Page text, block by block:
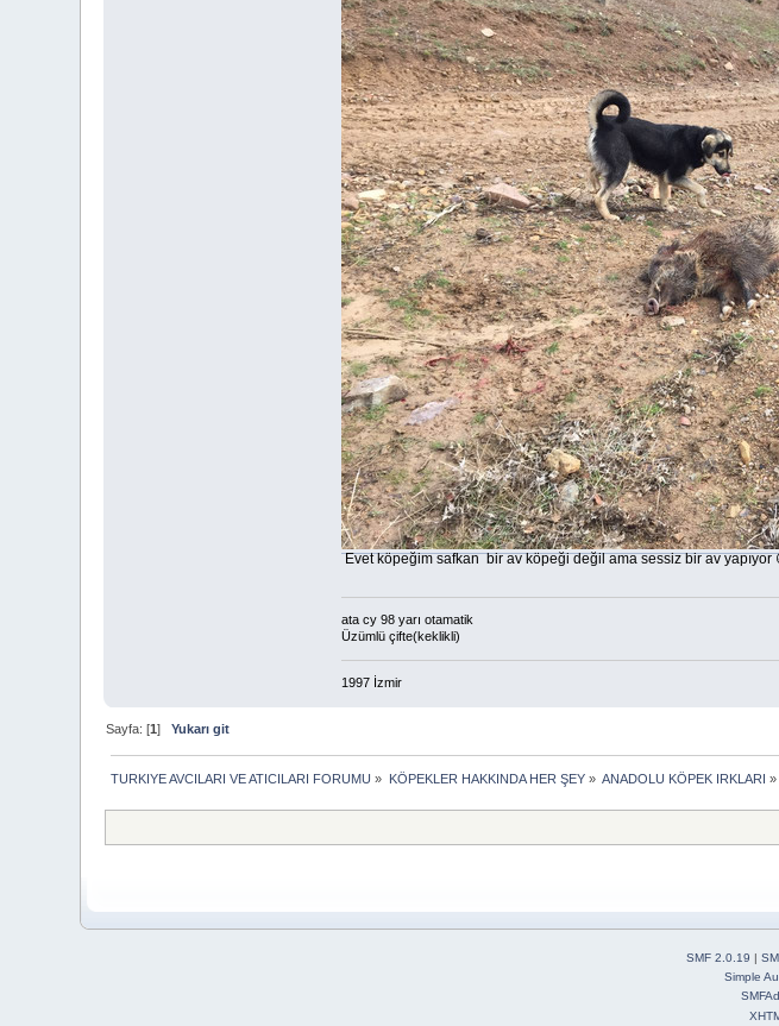
Evet köpeğim safkan bir av köpeği değil ama sessiz bir av yapıyor
ata cy 98 yarı otamatik
Üzümlü çifte(keklikli)
1997 İzmir
Sayfa: [1]Yukarı git
TURKIYE AVCILARI VE ATICILARI FORUMU » KÖPEKLER HAKKINDA HER ŞEY» ANADOLU KÖPEK IRKLARI »
SMF 2.0.19 |
Simple